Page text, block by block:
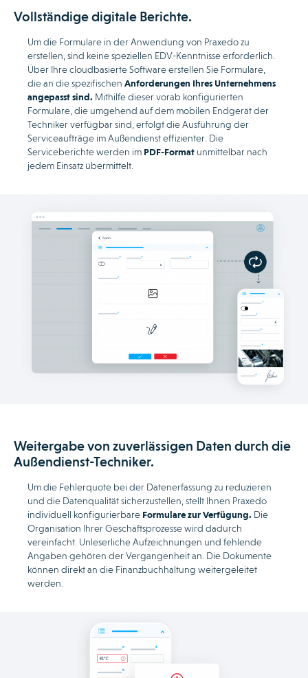
Vollständige digitale Berichte.
Um die Formulare in der Anwendung von Praxedo zu
erstellen, sind keine speziellen EDV-Kenntnisse erforderlich.
Über Ihre cloudbasierte Software erstellen Sie Formulare,
die an die spezifischen Anforderungen Ihres Unternehmens
angepasst sind. Mithilfe dieser vorab konfigurierten
Formulare, die umgehend auf dem mobilen Endgerät der
Techniker verfügbar sind, erfolgt die Ausführung der
Serviceaufträge im Außendienst effizienter. Die
Serviceberichte werden im PDF-Format unmittelbar nach
jedem Einsatz übermittelt.
Weitergabe von zuverlässigen Daten durch die
Außendienst-Techniker.
Um die Fehlerquote bei der Datenerfassung zu reduzieren
und die Datenqualität sicherzustellen, stellt Ihnen Praxedo
individuell konfigurierbare Formulare zur Verfügung. Die
Organisation Ihrer Geschäftsprozesse wird dadurch
vereinfacht. Unleserliche Aufzeichnungen und fehlende
Angaben gehören der Vergangenheit an. Die Dokumente
können direkt an die Finanzbuchhaltung weitergeleitet
werden.